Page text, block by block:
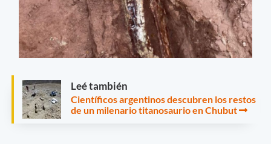
Leé también
Científicos argentinos descubren los restos
de un milenario titanosaurio en Chubut